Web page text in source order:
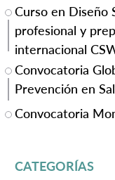
Curso en Diseño
profesional y
internacional
Convocatoria
Prevención en
Convocatoria
CATEGORÍAS